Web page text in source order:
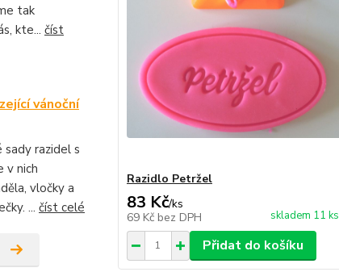
tak
kte... číst
vánoční
sady razidel s
v nich
vločky a
... číst celé
Razidlo Petržel
83 Kč/ks
69 Kč bez DPH skladem 11 ks
Přidat do košíku